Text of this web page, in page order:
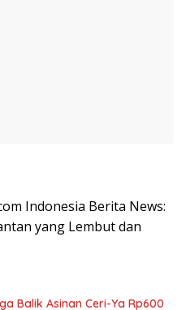
Indonesia Berita News:
yang Lembut dan
Balik Asinan Ceri-Ya Rp600